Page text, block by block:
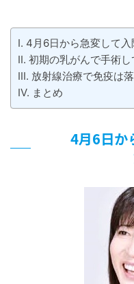
4月6日から急変して入
初期の乳がんで手術し
放射線治療で免疫は
まとめ
4月6日か